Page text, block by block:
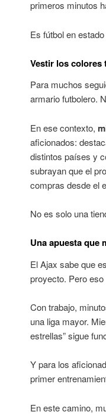
primeros minutos
Es fútbol en
Vestir los colores
Para muchos
armario futbolero.
En ese contexto,
aficionados:
distintos países y
subrayan que el
compras desde el
No es solo una
Una apuesta que
El Ajax sabe que
proyecto. Pero
Con trabajo,
una liga mayor.
estrellas” sigue
Y para los
primer
En este camino,